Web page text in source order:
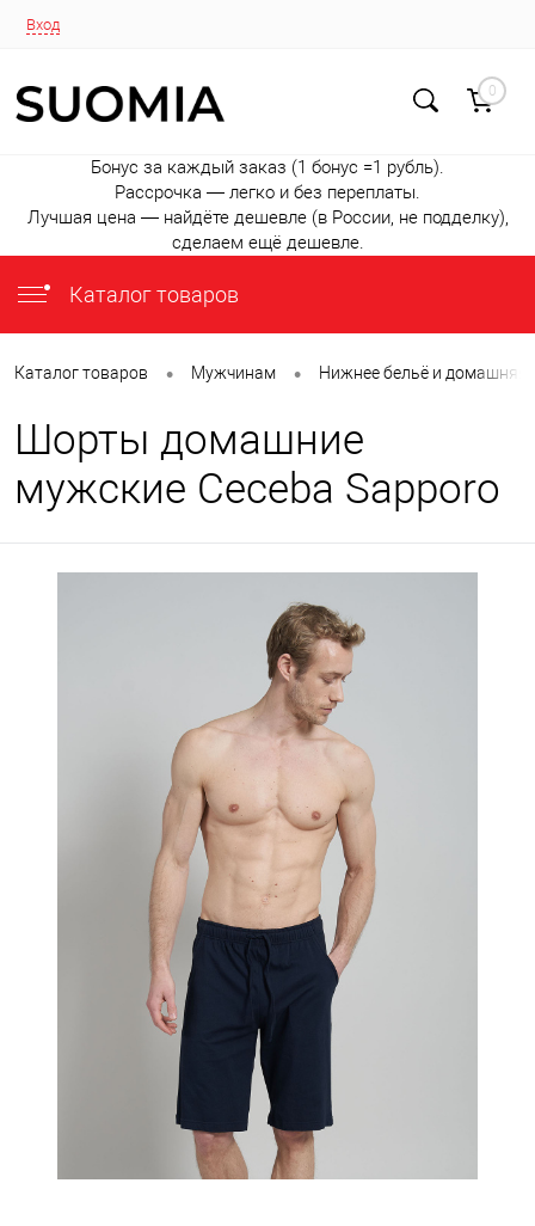
Вход
0
Бонус за каждый заказ (1 бонус =1 рубль).
Рассрочка — легко и без переплаты.
Лучшая цена — найдёте дешевле (в России, не подделку),
сделаем ещё дешевле.
Каталог товаров
Каталог товаров • Мужчинам • Нижнее бельё и домашняя
Шорты домашние
мужские Ceceba Sapporo